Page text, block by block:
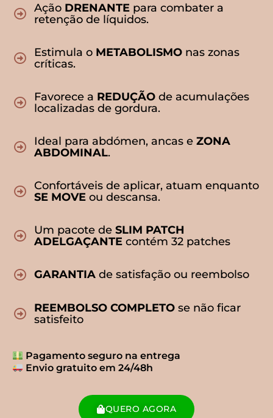
Ação DRENANTE para combater a
retenção de líquidos.
Estimula o METABOLISMO nas zonas
críticas.
Favorece a REDUÇÃO de acumulações
localizadas de gordura.
Ideal para abdómen, ancas e ZONA
ABDOMINAL.
Confortáveis de aplicar, atuam enquanto
SE MOVE ou descansa.
Um pacote de SLIM PATCH
ADELGAÇANTE contém 32 patches
GARANTIA de satisfação ou reembolso
REEMBOLSO COMPLETO se não ficar
satisfeito
Pagamento seguro na entrega
Envio gratuito em 24/48h
QUERO AGORA